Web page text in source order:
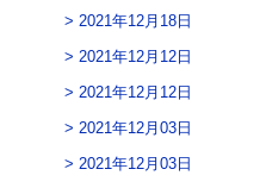
2021年12月18日
2021年12月12日
2021年12月12日
2021年12月03日
2021年12月03日